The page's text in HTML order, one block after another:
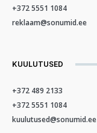
+372 5551 1084
reklaam@sonumid.ee
KUULUTUSED
+372 489 2133
+372 5551 1084
kuulutused@sonumid.ee